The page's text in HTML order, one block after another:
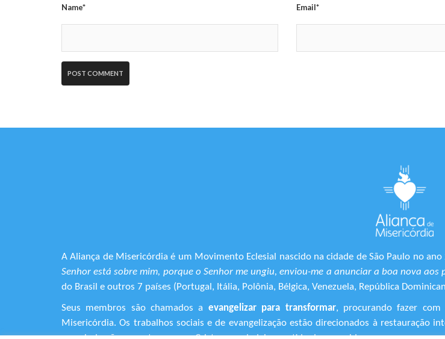
Name* Email*
A Aliança de Misericórdia é um Movimento Eclesial nascido na cidade de São Paulo no
Senhor está sobre mim, porque o Senhor me ungiu, enviou-me a anunciar a boa nova aos
do Brasil e outros 7 países (Portugal, Itália, Polônia, Bélgica, Venezuela, República
Seus membros são chamados a evangelizar para transformar, procurando fazer com
Misericórdia. Os trabalhos sociais e de evangelização estão direcionados à restauração